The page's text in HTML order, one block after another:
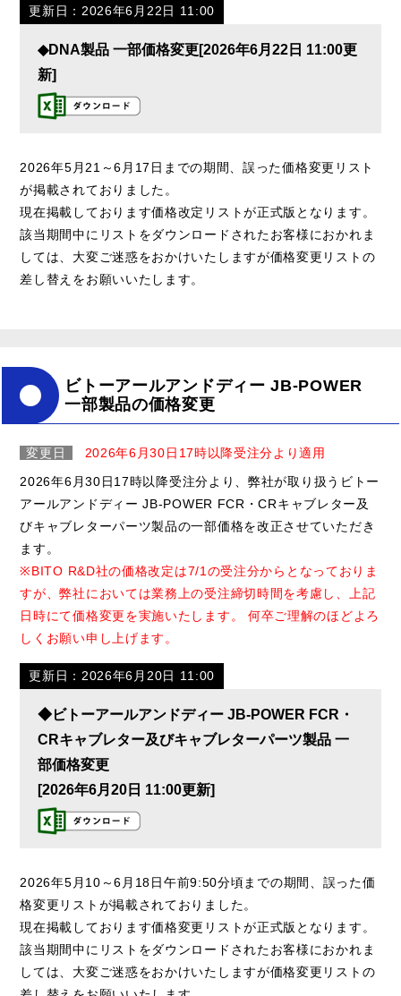
更新日：2026年6月22日 11:00
◆DNA製品 一部価格変更[2026年6月22日 11:00更
新]
2026年5月21～6月17日までの期間、誤った価格変更リスト
が掲載されておりました。
現在掲載しております価格改定リストが正式版となります。
該当期間中にリストをダウンロードされたお客様におかれま
しては、大変ご迷惑をおかけいたしますが価格変更リストの
差し替えをお願いいたします。
ビトーアールアンドディー JB-POWER
一部製品の価格変更
変更日
2026年6月30日17時以降受注分より適用
2026年6月30日17時以降受注分より、弊社が取り扱うビトー
アールアンドディー JB-POWER FCR・CRキャブレター及
びキャブレターパーツ製品の一部価格を改正させていただき
ます。
※BITO R&D社の価格改定は7/1の受注分からとなっておりま
すが、弊社においては業務上の受注締切時間を考慮し、上記
日時にて価格変更を実施いたします。 何卒ご理解のほどよろ
しくお願い申し上げます。
更新日：2026年6月20日 11:00
◆ビトーアールアンドディー JB-POWER FCR・
CRキャブレター及びキャブレターパーツ製品 一
部価格変更
[2026年6月20日 11:00更新]
2026年5月10～6月18日午前9:50分頃までの期間、誤った価
格変更リストが掲載されておりました。
現在掲載しております価格変更リストが正式版となります。
該当期間中にリストをダウンロードされたお客様におかれま
しては、大変ご迷惑をおかけいたしますが価格変更リストの